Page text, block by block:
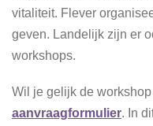
vitaliteit. Flever
geven. Landelijk zijn er
workshops.
Wil je gelijk de
aanvraagformulier. In